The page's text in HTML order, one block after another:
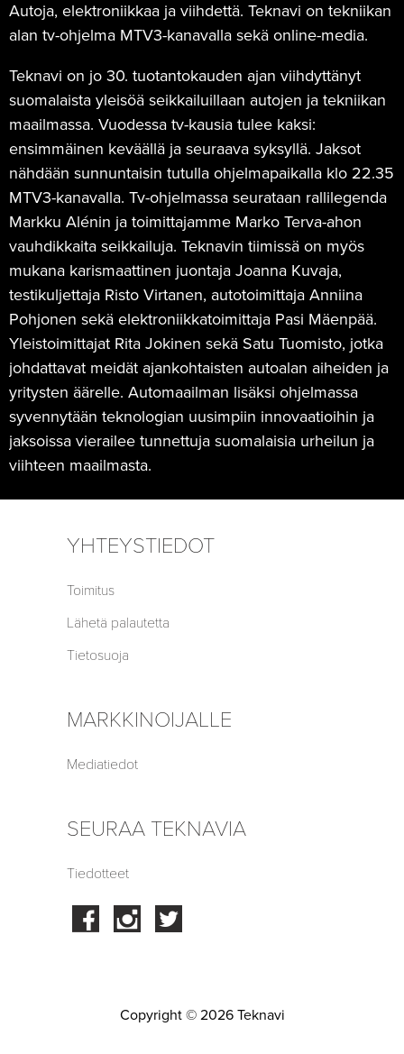
Autoja, elektroniikkaa ja viihdettä. Teknavi on tekniikan
alan tv-ohjelma MTV3-kanavalla sekä online-media.
Teknavi on jo 30. tuotantokauden ajan viihdyttänyt
suomalaista yleisöä seikkailuillaan autojen ja tekniikan
maailmassa. Vuodessa tv-kausia tulee kaksi:
ensimmäinen keväällä ja seuraava syksyllä. Jaksot
nähdään sunnuntaisin tutulla ohjelmapaikalla klo 22.35
MTV3-kanavalla. Tv-ohjelmassa seurataan rallilegenda
Markku Alénin ja toimittajamme Marko Terva-ahon
vauhdikkaita seikkailuja. Teknavin tiimissä on myös
mukana karismaattinen juontaja Joanna Kuvaja,
testikuljettaja Risto Virtanen, autotoimittaja Anniina
Pohjonen sekä elektroniikkatoimittaja Pasi Mäenpää.
Yleistoimittajat Rita Jokinen sekä Satu Tuomisto, jotka
johdattavat meidät ajankohtaisten autoalan aiheiden ja
yritysten äärelle. Automaailman lisäksi ohjelmassa
syvennytään teknologian uusimpiin innovaatioihin ja
jaksoissa vierailee tunnettuja suomalaisia urheilun ja
viihteen maailmasta.
YHTEYSTIEDOT
Toimitus
Lähetä palautetta
Tietosuoja
MARKKINOIJALLE
Mediatiedot
SEURAA TEKNAVIA
Tiedotteet
FacebookInstagram
Copyright © 2026 Teknavi